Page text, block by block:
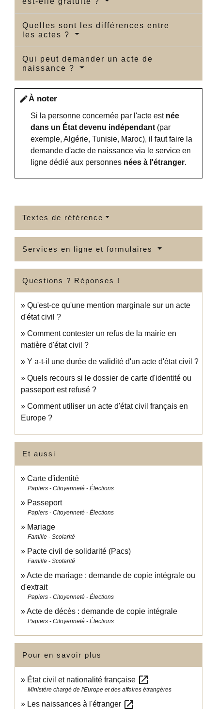
Quelles sont les différences entre
les actes ?
Qui peut demander un acte de
naissance ?
editÀ noter
Si la personne concernée par l'acte est née
dans un État devenu indépendant (par
exemple, Algérie, Tunisie, Maroc), il faut faire la
demande d'acte de naissance via le service en
ligne dédié aux personnes nées à l'étranger.
Textes de référence
Services en ligne et formulaires
Questions ? Réponses !
Qu'est-ce qu'une mention marginale sur un acte
d'état civil ?
Comment contester un refus de la mairie en
matière d'état civil ?
Y a-t-il une durée de validité d'un acte d'état civil ?
Quels recours si le dossier de carte d'identité ou
passeport est refusé ?
Comment utiliser un acte d'état civil français en
Europe ?
Et aussi
Carte d'identité
Papiers - Citoyenneté - Élections
Passeport
Papiers - Citoyenneté - Élections
Mariage
Famille - Scolarité
Pacte civil de solidarité (Pacs)
Famille - Scolarité
Acte de mariage : demande de copie intégrale ou
d'extrait
Papiers - Citoyenneté - Élections
Acte de décès : demande de copie intégrale
Papiers - Citoyenneté - Élections
Pour en savoir plus
État civil et nationalité française open_in_new
Ministère chargé de l'Europe et des affaires étrangères
Les naissances à l'étranger open_in_new